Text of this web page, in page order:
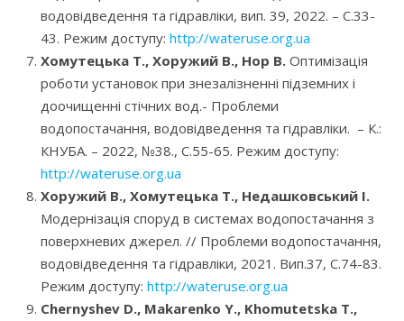
водовідведення та гідравліки, вип. 39, 2022. – С.33-
43. Режим доступу: http://wateruse.org.ua
Хомутецька Т., Хоружий В., Нор В. Оптимізація
роботи установок при знезалізненні підземних і
доочищенні стічних вод.- Проблеми
водопостачання, водовідведення та гідравліки. – К.:
КНУБА. – 2022, №38., С.55-65. Режим доступу:
http://wateruse.org.ua
Хоружий В., Хомутецька Т., Недашковський І.
Модернізація споруд в системах водопостачання з
поверхневих джерел. // Проблеми водопостачання,
водовідведення та гідравліки, 2021. Вип.37, С.74-83.
Режим доступу: http://wateruse.org.ua
Chernyshev D., Makarenko Y., Khomutetska T.,